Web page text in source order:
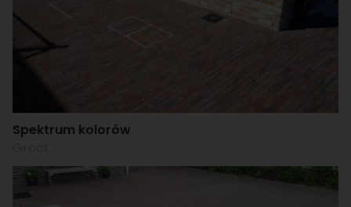
Spektrum kolorów